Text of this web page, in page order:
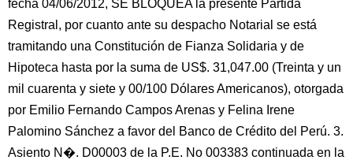
fecha 04/06/2012, SE BLOQUEA la presente Partida
Registral, por cuanto ante su despacho Notarial se está
tramitando una Constitución de Fianza Solidaria y de
Hipoteca hasta por la suma de US$. 31,047.00 (Treinta y un
mil cuarenta y siete y 00/100 Dólares Americanos), otorgada
por Emilio Fernando Campos Arenas y Felina Irene
Palomino Sánchez a favor del Banco de Crédito del Perú. 3.
Asiento N�. D00003 de la P.E. No 003383 continuada en la